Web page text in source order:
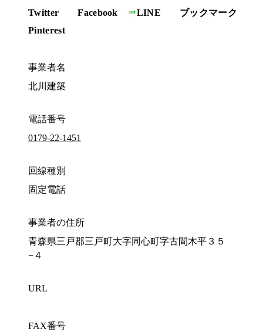
Twitter Facebook LINE
ブックマーク
Pinterest
事業者名
北川建築
電話番号
0179-22-1451
回線種別
固定電話
事業者の住所
青森県三戸郡三戸町大字同心町字古間木平３５
−４
URL
FAX番号